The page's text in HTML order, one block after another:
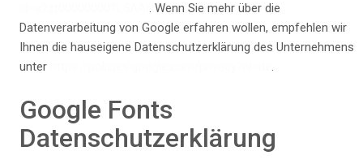
. Wenn Sie mehr über die
Datenverarbeitung von Google erfahren wollen, empfehlen wir
Ihnen die hauseigene Datenschutzerklärung des Unternehmens
unter
.
Google Fonts
Datenschutzerklärung